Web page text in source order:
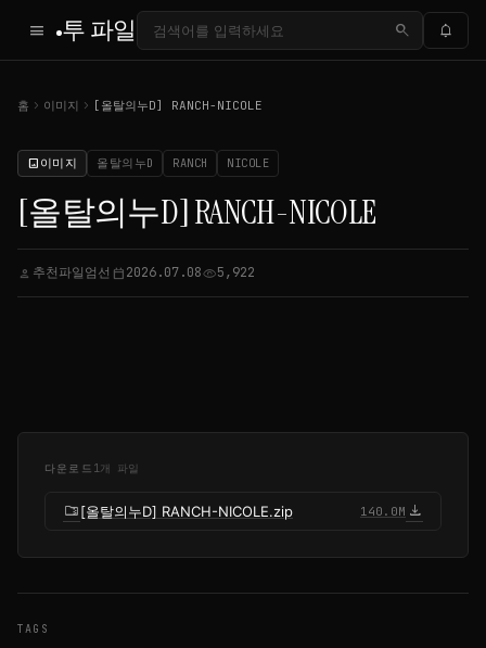
menu 투 파일 search notifications
홈 chevron_right 이미지 chevron_right [올탈의누D] RANCH-NICOLE
image 이미지 올탈의누D RANCH NICOLE
[올탈의누D] RANCH-NICOLE
person 추천파일엄선 calendar_today2026.07.08visibility5,922
다운로드 1개 파일
folder_zip[올탈의누D] RANCH-NICOLE.zip 140.0M download
TAGS